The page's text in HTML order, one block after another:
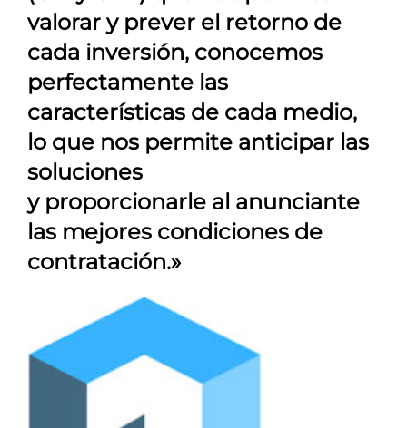
valorar y prever el retorno de
cada inversión, conocemos
perfectamente las
características de cada medio,
lo que nos permite anticipar las
soluciones
y proporcionarle al anunciante
las mejores condiciones de
contratación.»